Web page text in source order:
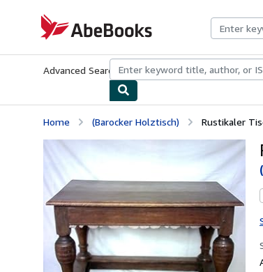
AbeBooks.com
Advanced Search Browse CollectionsRare Books
Home (Barocker Holztisch) Rustikaler